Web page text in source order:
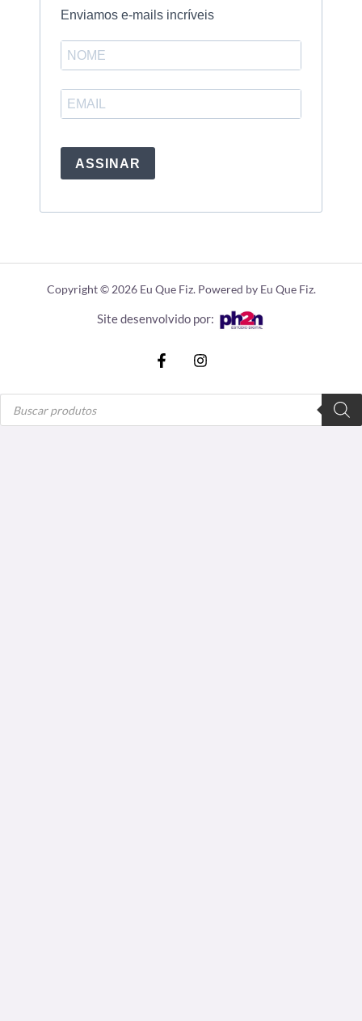
Enviamos e-mails incríveis
ASSINAR
Copyright © 2026 Eu Que Fiz. Powered by Eu Que Fiz.
Site desenvolvido por:
Pesquisar
produtos